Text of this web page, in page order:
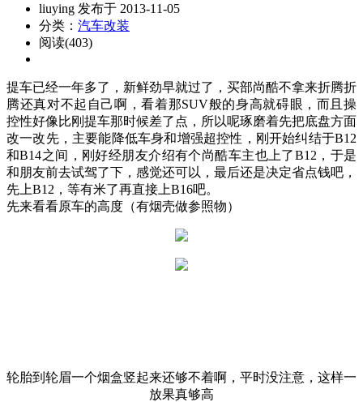
liuying 发布于 2013-11-05
分类： 汽车改装
阅读(403)
提车已经一年多了，新鲜劲早就过了，买部尚酷不拿来折腾折
腾还真对不起自己啊，看着那SUV般的身高就碍眼，而且操
控性好像比刚提车那时候差了点，所以呢琢磨着先把底盘方面
改一改先，主要能降低车身和增强超控性，刚开始纠结于B12
和B14之间，刚好经朋友介绍有个尚酷车主也上了B12，于是
和朋友前去试驾了下，感觉还可以，最后还是决定省点钱吧，
先上B12，等有米了再直接上B16吧。
先来看看原车的高度（有烟壳做参照物）
轮胎到轮眉一个烟盒竖起来还够不着啊，平时没注意，这样一
放果真够高